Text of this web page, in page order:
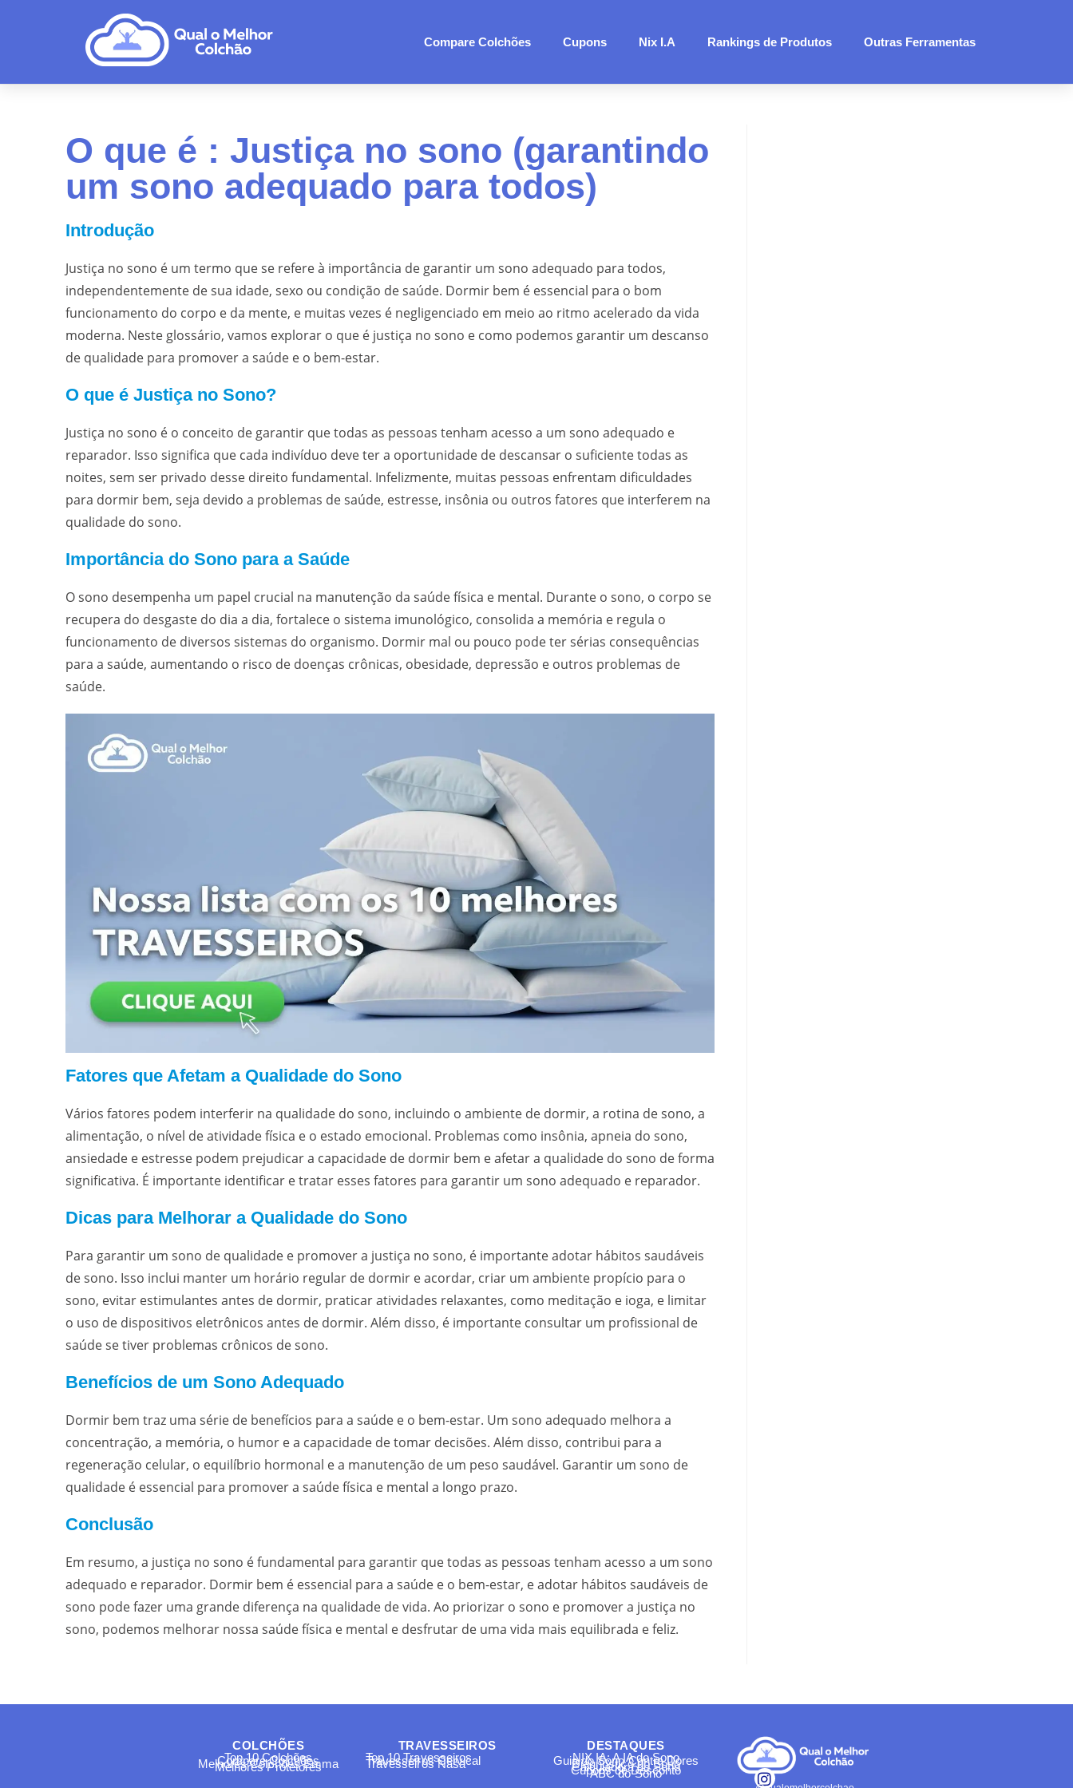
Compare Colchões Cupons Nix I.A Rankings de Produtos Outras Ferramentas
O que é : Justiça no sono (garantindo
um sono adequado para todos)
Introdução
Justiça no sono é um termo que se refere à importância de garantir um sono adequado para todos,
independentemente de sua idade, sexo ou condição de saúde. Dormir bem é essencial para o bom
funcionamento do corpo e da mente, e muitas vezes é negligenciado em meio ao ritmo acelerado da vida
moderna. Neste glossário, vamos explorar o que é justiça no sono e como podemos garantir um descanso
de qualidade para promover a saúde e o bem-estar.
O que é Justiça no Sono?
Justiça no sono é o conceito de garantir que todas as pessoas tenham acesso a um sono adequado e
reparador. Isso significa que cada indivíduo deve ter a oportunidade de descansar o suficiente todas as
noites, sem ser privado desse direito fundamental. Infelizmente, muitas pessoas enfrentam dificuldades
para dormir bem, seja devido a problemas de saúde, estresse, insônia ou outros fatores que interferem na
qualidade do sono.
Importância do Sono para a Saúde
O sono desempenha um papel crucial na manutenção da saúde física e mental. Durante o sono, o corpo se
recupera do desgaste do dia a dia, fortalece o sistema imunológico, consolida a memória e regula o
funcionamento de diversos sistemas do organismo. Dormir mal ou pouco pode ter sérias consequências
para a saúde, aumentando o risco de doenças crônicas, obesidade, depressão e outros problemas de
saúde.
Fatores que Afetam a Qualidade do Sono
Vários fatores podem interferir na qualidade do sono, incluindo o ambiente de dormir, a rotina de sono, a
alimentação, o nível de atividade física e o estado emocional. Problemas como insônia, apneia do sono,
ansiedade e estresse podem prejudicar a capacidade de dormir bem e afetar a qualidade do sono de forma
significativa. É importante identificar e tratar esses fatores para garantir um sono adequado e reparador.
Dicas para Melhorar a Qualidade do Sono
Para garantir um sono de qualidade e promover a justiça no sono, é importante adotar hábitos saudáveis
de sono. Isso inclui manter um horário regular de dormir e acordar, criar um ambiente propício para o
sono, evitar estimulantes antes de dormir, praticar atividades relaxantes, como meditação e ioga, e limitar
o uso de dispositivos eletrônicos antes de dormir. Além disso, é importante consultar um profissional de
saúde se tiver problemas crônicos de sono.
Benefícios de um Sono Adequado
Dormir bem traz uma série de benefícios para a saúde e o bem-estar. Um sono adequado melhora a
concentração, a memória, o humor e a capacidade de tomar decisões. Além disso, contribui para a
regeneração celular, o equilíbrio hormonal e a manutenção de um peso saudável. Garantir um sono de
qualidade é essencial para promover a saúde física e mental a longo prazo.
Conclusão
Em resumo, a justiça no sono é fundamental para garantir que todas as pessoas tenham acesso a um sono
adequado e reparador. Dormir bem é essencial para a saúde e o bem-estar, e adotar hábitos saudáveis de
sono pode fazer uma grande diferença na qualidade de vida. Ao priorizar o sono e promover a justiça no
sono, podemos melhorar nossa saúde física e mental e desfrutar de uma vida mais equilibrada e feliz.
COLCHÕES
Top 10 Colchões
Compare Colchões
Melhores Colchões Emma
Melhores Protetores
TRAVESSEIROS
Top 10 Travesseiros
Travesseiros Cervical
Travesseiros Nasa
DESTAQUES
NIX IA: A IA do Sono
Guia do Sono Contra Dores
Diagnóstico do Sono
Calculadora do Sono
Cupons de Desconto
ABC do Sono